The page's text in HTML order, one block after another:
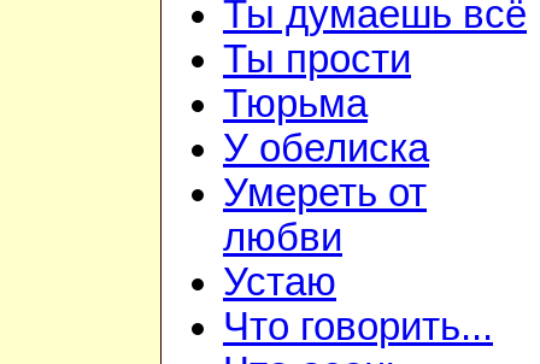
Ты думаешь всё
Ты прости
Тюрьма
У обелиска
Умереть от
любви
Устаю
Что говорить...